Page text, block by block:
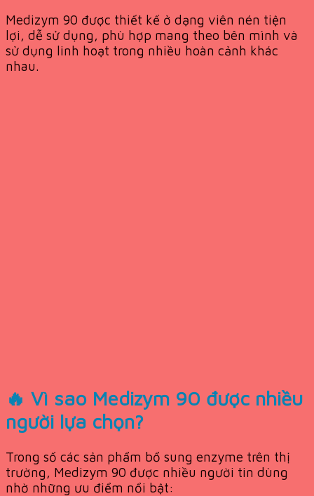
Medizym 90 được thiết kế ở dạng viên nén tiện
lợi, dễ sử dụng, phù hợp mang theo bên mình và
sử dụng linh hoạt trong nhiều hoàn cảnh khác
nhau.
🔥 Vì sao Medizym 90 được nhiều
người lựa chọn?
Trong số các sản phẩm bổ sung enzyme trên thị
trường, Medizym 90 được nhiều người tin dùng
nhờ những ưu điểm nổi bật: